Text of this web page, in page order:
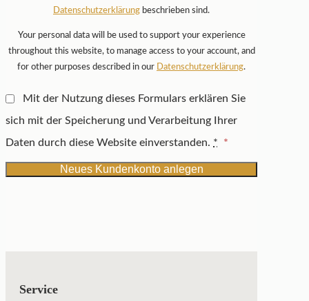
Datenschutzerklärung beschrieben sind.
Your personal data will be used to support your experience
throughout this website, to manage access to your account, and
for other purposes described in our Datenschutzerklärung.
Mit der Nutzung dieses Formulars erklären Sie
sich mit der Speicherung und Verarbeitung Ihrer
Daten durch diese Website einverstanden. * *
Neues Kundenkonto anlegen
Service